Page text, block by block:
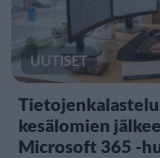
UUTISET
kesälomien
Microsoft 365 -